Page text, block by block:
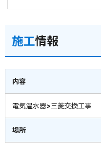
施工情報
内容
電気温水器>三菱交換工事
場所